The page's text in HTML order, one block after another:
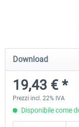
Airports of Mexico City
28,65 € *
Download
19,43 € *
Prezzi incl. 22% IVA
Disponibile come